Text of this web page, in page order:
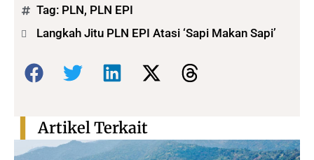
Tag: PLN, PLN EPI
Langkah Jitu PLN EPI Atasi ‘Sapi Makan Sapi’
Bagikan:
Artikel Terkait